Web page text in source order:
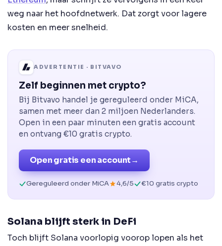
weg naar het hoofdnetwerk. Dat zorgt voor lagere
kosten en meer snelheid.
ADVERTENTIE · BITVAVO
Zelf beginnen met crypto?
Bij Bitvavo handel je gereguleerd onder MiCA,
samen met meer dan 2 miljoen Nederlanders.
Open in een paar minuten een gratis account
en ontvang €10 gratis crypto.
Open gratis een account→
Gereguleerd onder MiCA 4,6/5 €10 gratis crypto
Solana blijft sterk in DeFi
Toch blijft Solana voorlopig voorop lopen als het